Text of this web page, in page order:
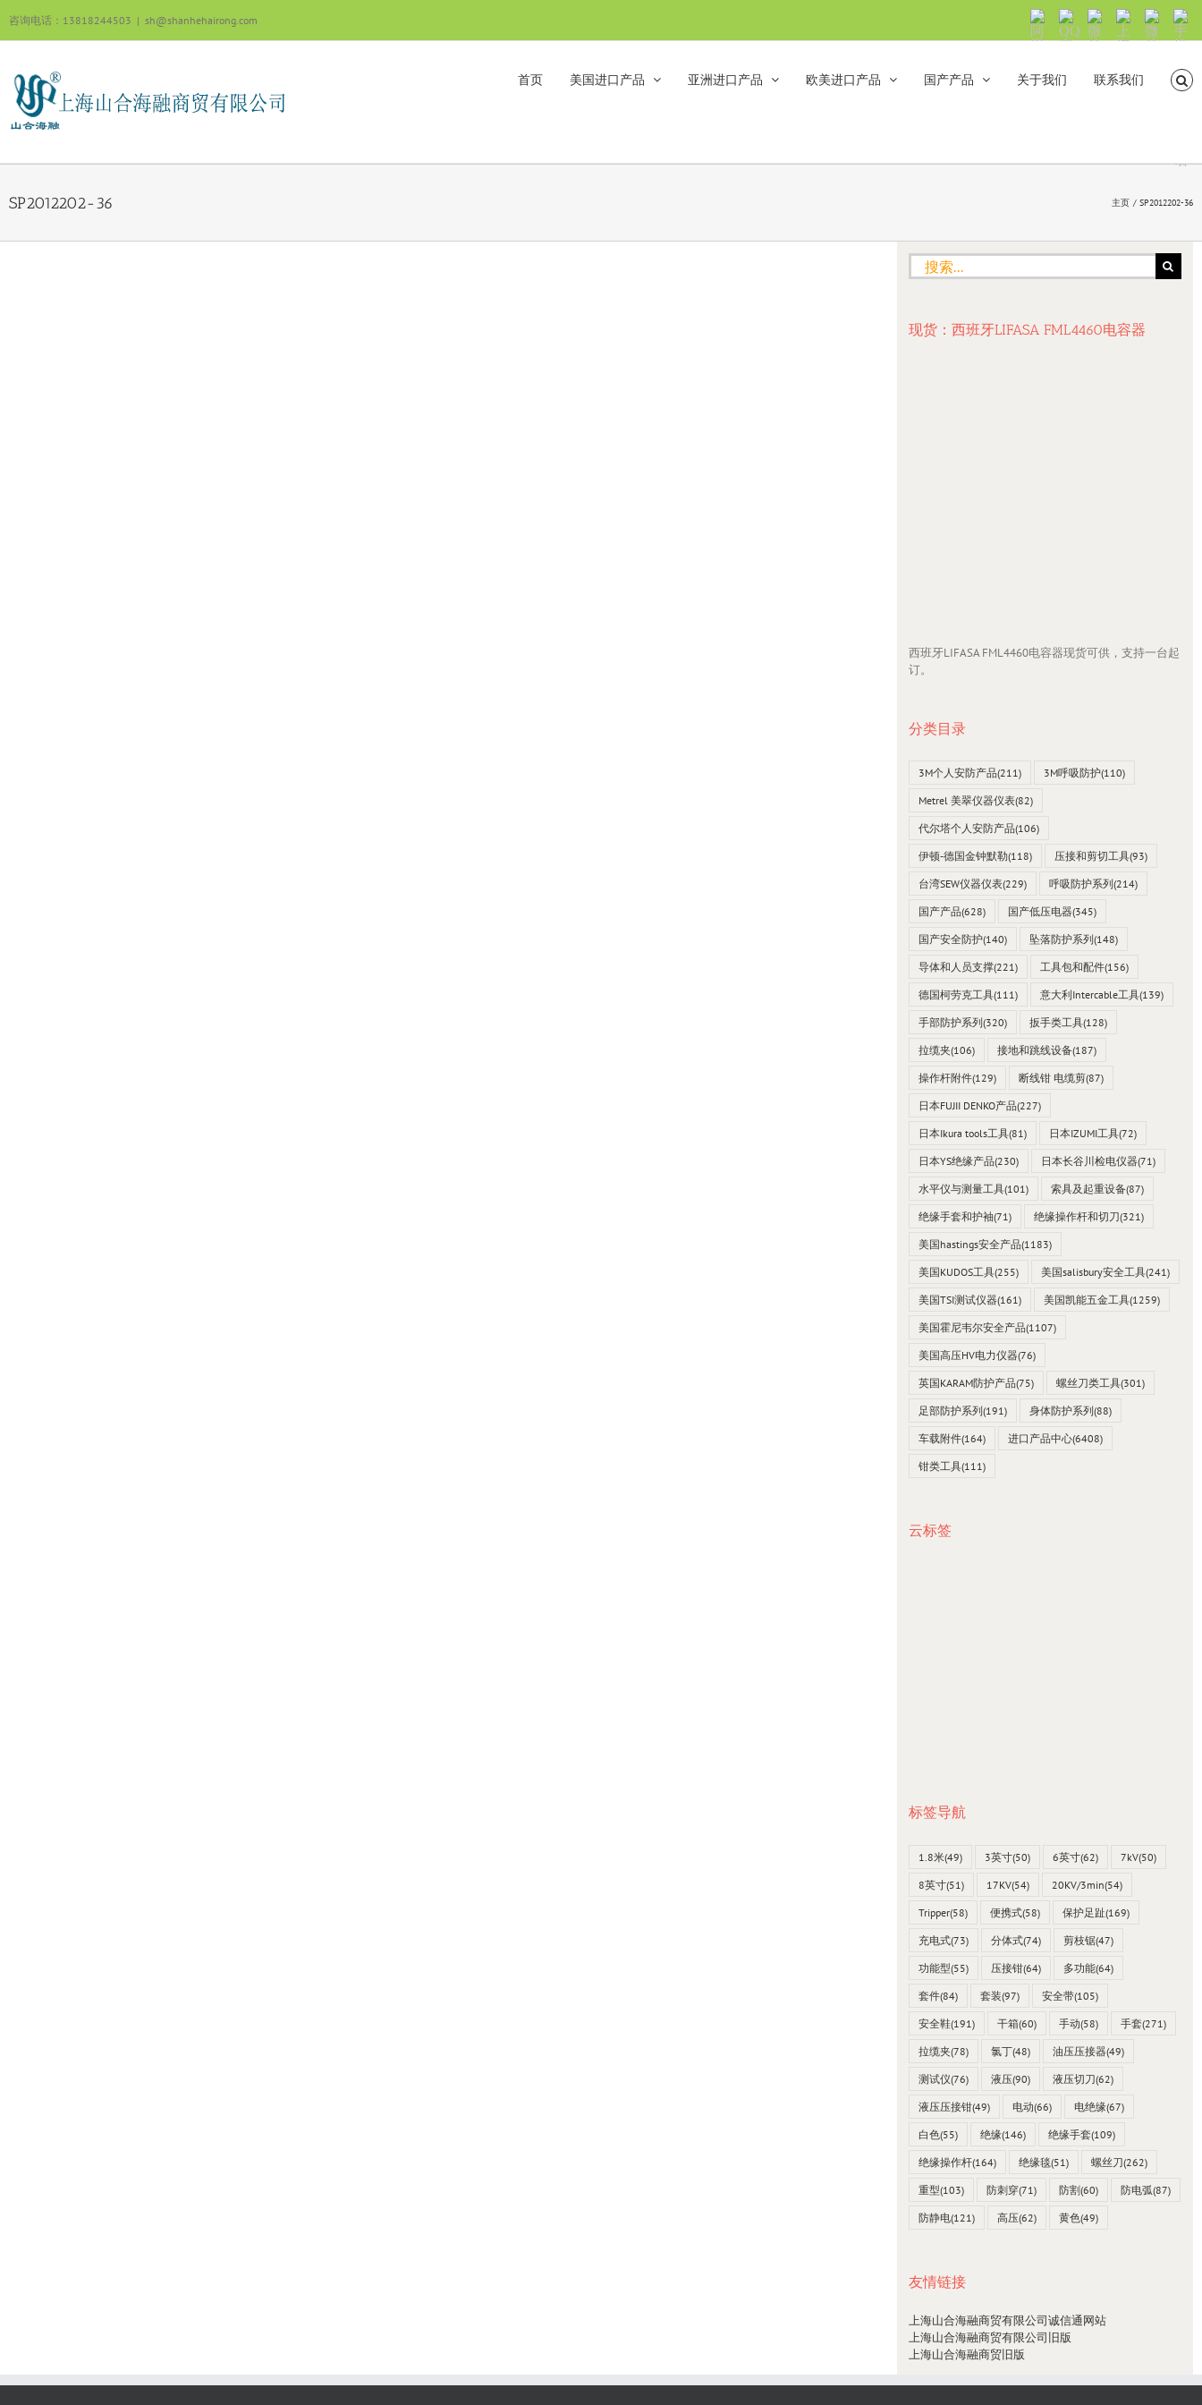
过
内
咨询电话：13818244503 | sh@shanhehairong.com
阿
里
沟
QQ
交
微
信
号：
shanhehairong
上
海
海
微
信
手
机
览
直
接
首页 美国进口产品 亚洲进口产品 欧美进口产品 国产产品 关于我们 联系我们
SP2012202-36 主页 SP2012202-36
搜
索：
现货：西班牙LIFASA FML4460电容器
西班牙LIFASA FML4460电容器现货可供，支持一台起
订。
分类目录
3M个人安防产品(211) 3M呼吸防护(110)
Metrel 美翠仪器仪表(82)
代尔塔个人安防产品(106)
伊顿-德国金钟默勒(118) 压接和剪切工具(93)
台湾SEW仪器仪表(229) 呼吸防护系列(214)
国产产品(628) 国产低压电器(345)
国产安全防护(140) 坠落防护系列(148)
导体和人员支撑(221) 工具包和配件(156)
德国柯劳克工具(111) 意大利Intercable工具(139)
手部防护系列(320) 扳手类工具(128)
拉缆夹(106) 接地和跳线设备(187)
操作杆附件(129) 断线钳 电缆剪(87)
日本FUJII DENKO产品(227)
日本Ikura tools工具(81) 日本IZUMI工具(72)
日本YS绝缘产品(230) 日本长谷川检电仪器(71)
水平仪与测量工具(101) 索具及起重设备(87)
绝缘手套和护袖(71) 绝缘操作杆和切刀(321)
美国hastings安全产品(1183)
美国KUDOS工具(255) 美国salisbury安全工具(241)
美国TSI测试仪器(161) 美国凯能五金工具(1259)
美国霍尼韦尔安全产品(1107)
美国高压HV电力仪器(76)
英国KARAM防护产品(75) 螺丝刀类工具(301)
足部防护系列(191) 身体防护系列(88)
车载附件(164) 进口产品中心(6408)
钳类工具(111)
云标签
标签导航
1.8米(49) 3英寸(50) 6英寸(62) 7kV(50)
8英寸(51) 17KV(54) 20KV/3min(54)
Tripper(58) 便携式(58) 保护足趾(169)
充电式(73) 分体式(74) 剪枝锯(47)
功能型(55) 压接钳(64) 多功能(64)
套件(84) 套装(97) 安全带(105)
安全鞋(191) 干箱(60) 手动(58) 手套(271)
拉缆夹(78) 氯丁(48) 油压压接器(49)
测试仪(76) 液压(90) 液压切刀(62)
液压压接钳(49) 电动(66) 电绝缘(67)
白色(55) 绝缘(146) 绝缘手套(109)
绝缘操作杆(164) 绝缘毯(51) 螺丝刀(262)
重型(103) 防刺穿(71) 防割(60) 防电弧(87)
防静电(121) 高压(62) 黄色(49)
友情链接
上海山合海融商贸有限公司诚信通网站
上海山合海融商贸有限公司旧版
上海山合海融商贸旧版